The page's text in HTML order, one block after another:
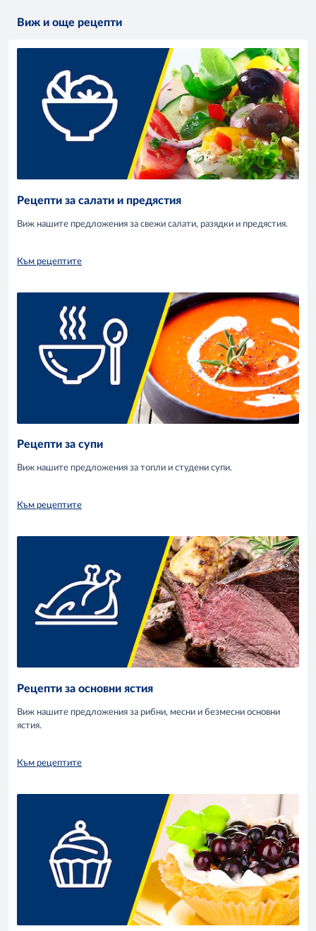
Виж и още рецепти
Рецепти за салати и предястия
Виж нашите предложения за свежи салати, разядки и предястия.
Към рецептите
Рецепти за супи
Виж нашите предложения за топли и студени супи.
Към рецептите
Рецепти за основни ястия
Виж нашите предложения за рибни, месни и безмесни основни
ястия.
Към рецептите